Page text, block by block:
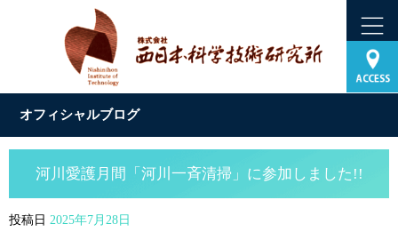
オフィシャルブログ
河川愛護月間「河川一斉清掃」に参加しました!!
投稿日 2025年7月28日